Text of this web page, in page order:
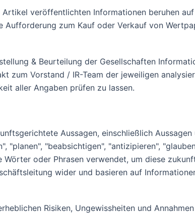
veröffentlichten Informationen beruhen
zum Kauf oder Verkauf von
& Beurteilung der Gesellschaften
zum Vorstand / IR-Team der jeweiligen
aller Angaben prüfen zu lassen.
Aussagen, einschließlich
"planen", "beabsichtigen", "antizipieren",
oder Phrasen verwendet, um diese
wider und basieren auf
Risiken, Ungewissheiten und